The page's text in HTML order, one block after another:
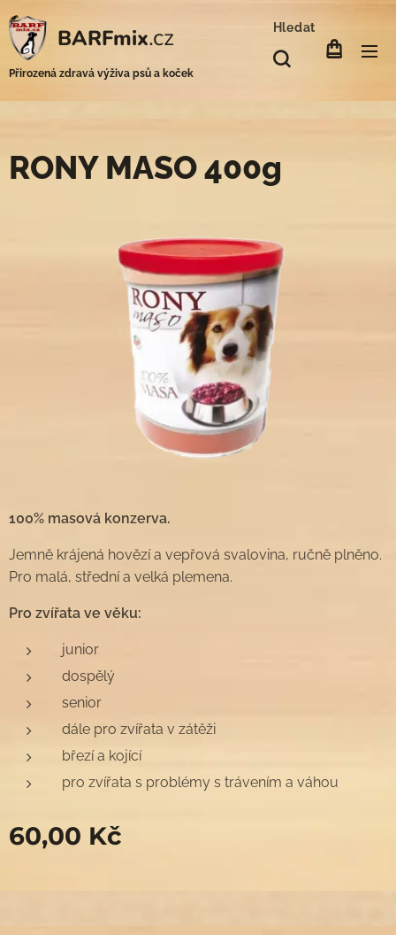
BARFmix.cz
Přirozená zdravá výživa psů a koček
Hledat
RONY MASO 400g
100% masová konzerva.
Jemně krájená hovězí a vepřová svalovina, ručně plněno.
Pro malá, střední a velká plemena.
Pro zvířata ve věku:
junior
dospělý
senior
dále pro zvířata v zátěži
březí a kojící
pro zvířata s problémy s trávením a váhou
60,00 Kč